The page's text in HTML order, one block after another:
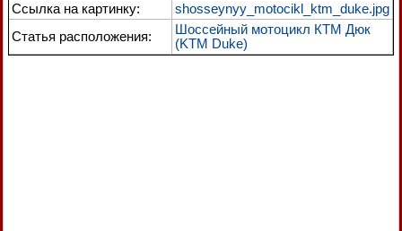
Ссылка на картинку:
shosseynyy_motocikl_ktm_duke.jpg
Статья расположения:
Шоссейный мотоцикл КТМ Дюк
(KTM Duke)